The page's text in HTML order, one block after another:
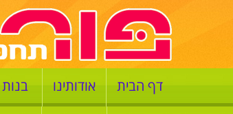
דף הבית אודותינו בנות